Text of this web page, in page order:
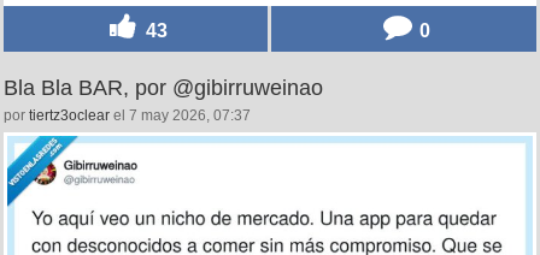
43 0
Bla Bla BAR, por @gibirruweinao
por tiertz3oclear el 7 may 2026, 07:37